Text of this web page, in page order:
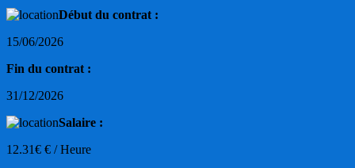
Début du contrat :
15/06/2026
Fin du contrat :
31/12/2026
Salaire :
12.31€ € / Heure